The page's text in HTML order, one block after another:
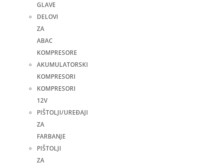
GLAVE
DELOVI
ZA
ABAC
KOMPRESORE
AKUMULATORSKI
KOMPRESORI
KOMPRESORI
12V
PIŠTOLJI/UREĐAJI
ZA
FARBANJE
PIŠTOLJI
ZA